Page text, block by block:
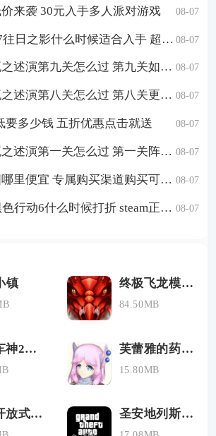
来袭 30元入手多人派对游戏 08-07
什么时候适合入手 超值折扣98元入手方法介绍 08-07
九关怎么过 第九关如从山间落下的雨滴通关攻略 08-07
八关怎么过 第八关更多火力更少损伤通关攻略 08-07
要多少钱 五折优惠点击就送 08-07
第一关怎么过 第一关阵线的形成通关攻略 08-07
便宜 专属购买渠道购买可省179元 08-07
么时候打折 steam正版游戏低价购买渠道分享 08-07
镇
终极飞龙模拟器
84.50MB
飙酷车神2下载手机免费 芙蕾雅的药水工坊无限材料
15.80MB
露娜开放式厨房 圣安地列斯手机版下载